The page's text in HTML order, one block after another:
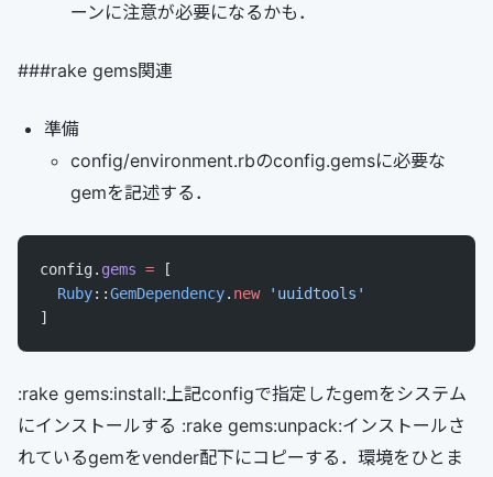
ーンに注意が必要になるかも．
###rake gems関連
準備
config/environment.rbのconfig.gemsに必要な
gemを記述する．
config. gems = [
  Ruby
::GemDependency. new 'uuidtools'
]
:rake gems:install:上記configで指定したgemをシステム
にインストールする :rake gems:unpack:インストールさ
れているgemをvender配下にコピーする．環境をひとま